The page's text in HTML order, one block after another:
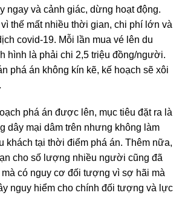
ngay và cảnh giác, dừng hoạt động.
thế mất nhiều thời gian, chi phí lớn và
covid-19. Mỗi lần mua vé lên du
hình là phải chi 2,5 triệu đồng/người.
phá án không kín kẽ, kế hoạch sẽ xôi
phá án được lên, mục tiêu đặt ra là
dây mại dâm trên nhưng không làm
khách tại thời điểm phá án. Thêm nữa,
cho số lượng nhiều người cũng đã
có nguy cơ đối tượng vì sợ hãi mà
nguy hiểm cho chính đối tượng và lực